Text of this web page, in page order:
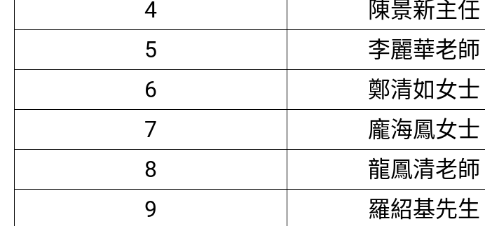
4
陳景新主任
5
李麗華老師
6
鄭清如女士
7
龐海鳳女士
8
龍鳳清老師
9
羅紹基先生